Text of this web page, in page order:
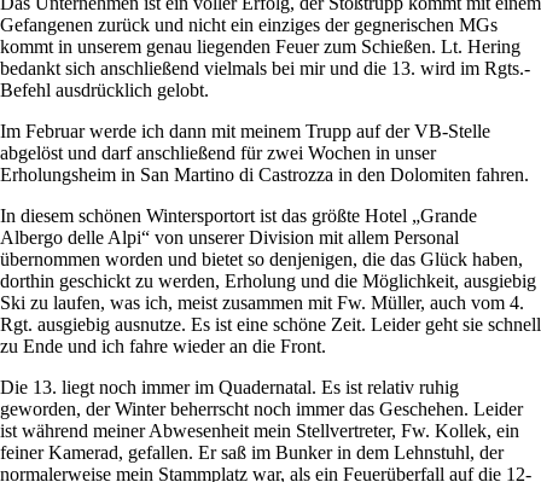
Gefangenen zurück und nicht ein einziges der gegnerischen MGs
kommt in unserem genau liegenden Feuer zum Schießen. Lt. Hering
bedankt sich anschließend vielmals bei mir und die 13. wird im Rgts.-
Befehl ausdrücklich gelobt.
Im Februar werde ich dann mit meinem Trupp auf der VB-Stelle
abgelöst und darf anschließend für zwei Wochen in unser
Erholungsheim in San Martino di Castrozza in den Dolomiten fahren.
In diesem schönen Wintersportort ist das größte Hotel
Grande
Albergo delle Alpi
von unserer Division mit allem Personal
übernommen worden und bietet so denjenigen, die das Glück haben,
dorthin geschickt zu werden, Erholung und die Möglichkeit, ausgiebig
Ski zu laufen, was ich, meist zusammen mit Fw. Müller, auch vom 4.
Rgt. ausgiebig ausnutze. Es ist eine schöne Zeit. Leider geht sie schnell
zu Ende und ich fahre wieder an die Front.
Die 13. liegt noch immer im Quadernatal. Es ist relativ ruhig
geworden, der Winter beherrscht noch immer das Geschehen. Leider
ist während meiner Abwesenheit mein Stellvertreter, Fw. Kollek, ein
feiner Kamerad, gefallen. Er saß im Bunker in dem Lehnstuhl, der
normalerweise mein Stammplatz war, als ein Feuerüberfall auf die 12-